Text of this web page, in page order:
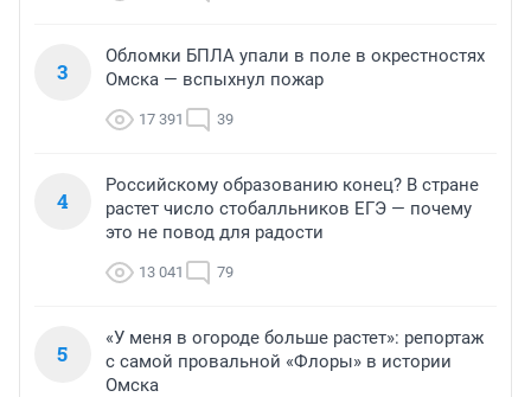
3
Обломки БПЛА упали в поле в окрестностях
Омска — вспыхнул пожар
17 391 39
4
Российскому образованию конец? В стране
растет число стобалльников ЕГЭ — почему
это не повод для радости
13 041 79
5
«У меня в огороде больше растет»: репортаж
с самой провальной «Флоры» в истории
Омска